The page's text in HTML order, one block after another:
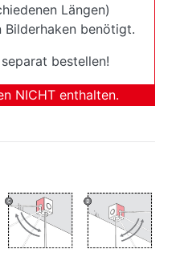
Längen)
Bilderhaken benötigt.
bestellen!
NICHT enthalten.